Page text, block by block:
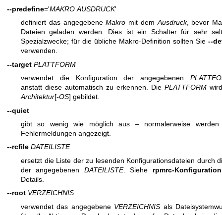
--predefine='MAKRO AUSDRUCK'
definiert das angegebeneMakro mit demAusdruck, bevor
Dateien geladen werden. Dies ist ein Schalter für sehr
Spezialzwecke; für die übliche Makro-Definition sollten Sie --
verwenden.
--target PLATTFORM
verwendet die Konfiguration der angegebenen
anstatt diese automatisch zu erkennen. Die PLATTFORM
Architektur[-OS] gebildet.
--quiet
gibt so wenig wie möglich aus – normalerweise werden
Fehlermeldungen angezeigt.
--rcfile DATEILISTE
ersetzt die Liste der zu lesenden Konfigurationsdateien durch
der angegebenen DATEILISTE. Siehe rpmrc-Konfiguration
Details.
--root VERZEICHNIS
verwendet das angegebene VERZEICHNIS als